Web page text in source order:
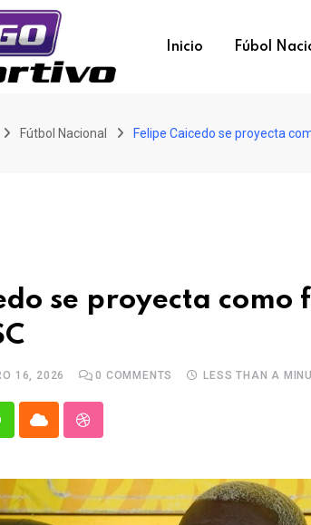
Inicio Fúbol
Fútbol Nacional Felipe Caicedo se proyecta
se proyecta
16, 2026 0 COMMENTS LESS THAN A
Cloud StumbleUpon